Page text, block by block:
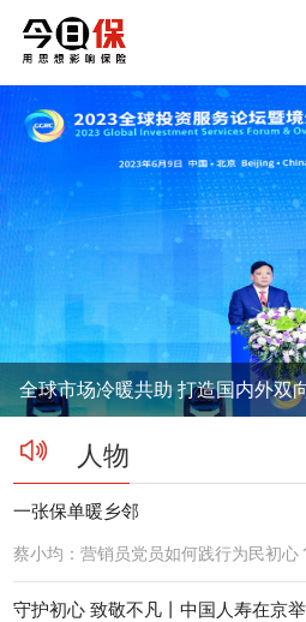
全球市场冷暖共助 打造国内外双
人物
一张保单暖乡邻
蔡小均：营销员党员如何践行为民初心
守护初心 致敬不凡丨中国人寿在京